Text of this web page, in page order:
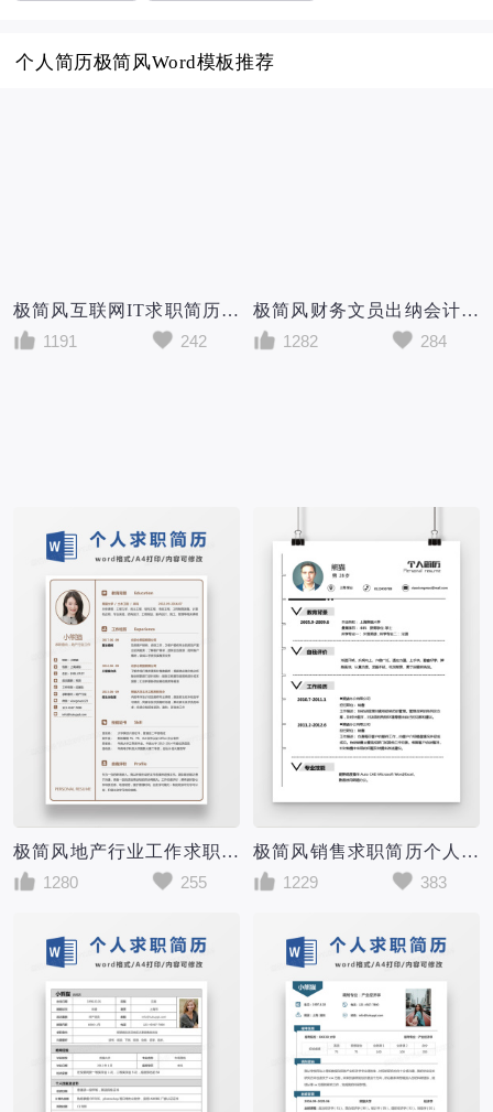
个人简历极简风Word模板推荐
极简风互联网IT求职简历个人简历简历word简历
1191
242
极简风财务文员出纳会计求职简历个人简历简历word简历
1282
284
极简风地产行业工作求职简历个人简历简历word简历
1280
255
极简风销售求职简历个人简历简历word简历
1229
383